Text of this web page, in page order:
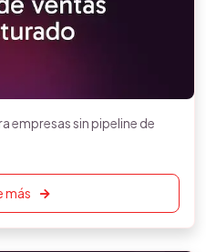
empresas sin pipeline de
más